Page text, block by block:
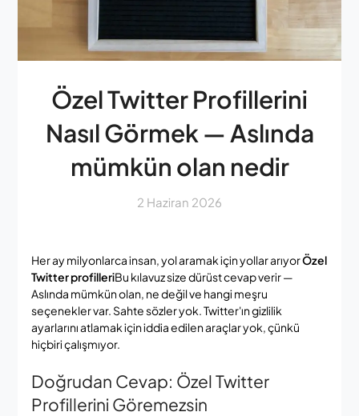
Özel Twitter Profillerini
Nasıl Görmek — Aslında
mümkün olan nedir
2 Haziran 2026
Her ay milyonlarca insan, yol aramak için yollar arıyorÖzel
Twitter profilleriBu kılavuz size dürüst cevap verir —
Aslında mümkün olan, ne değil ve hangi meşru
seçenekler var. Sahte sözler yok. Twitter'ın gizlilik
ayarlarını atlamak için iddia edilen araçlar yok, çünkü
hiçbiri çalışmıyor.
Doğrudan Cevap: Özel Twitter
Profillerini Göremezsin